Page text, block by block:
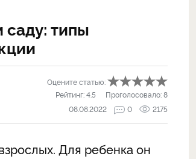
саду: типы
Оцените статью:
Рейтинг:4.5 Проголосовало:8
08.08.2022
0 2175
Для ребенка он